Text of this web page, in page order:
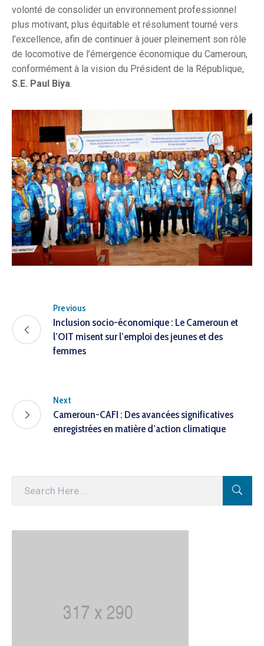
volonté de consolider un environnement professionnel
plus motivant, plus équitable et résolument tourné vers
l’excellence, afin de continuer à jouer pleinement son rôle
de locomotive de l’émergence économique du Cameroun,
conformément à la vision du Président de la République,
S.E. Paul Biya.
Previous
Inclusion socio-économique : Le Cameroun et
l’OIT misent sur l’emploi des jeunes et des
femmes
Next
Cameroun-CAFI : Des avancées significatives
enregistrées en matière d’action climatique